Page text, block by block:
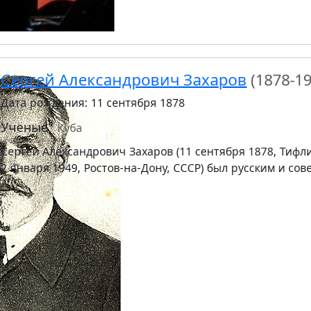
Сергей Александрович Захаров (1878-
Дата рождения: 11 сентября 1878
Учёные
Куба
Сергей Александрович Захаров (11 сентября 1878,
2 января 1949, Ростов-на-Дону, СССР) был русским и